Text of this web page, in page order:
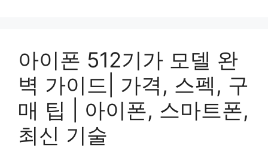
아이폰 512기가 모델 완
벽 가이드| 가격, 스펙, 구
매 팁 | 아이폰, 스마트폰,
최신 기술